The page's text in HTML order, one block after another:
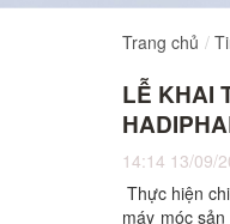
Trang chủ
LỄ KHAI
14:14 13/09/
Thực hiện
máy móc